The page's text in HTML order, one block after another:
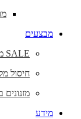
מבצעים
SALE מבצעים ראשי
חיסול
מידע